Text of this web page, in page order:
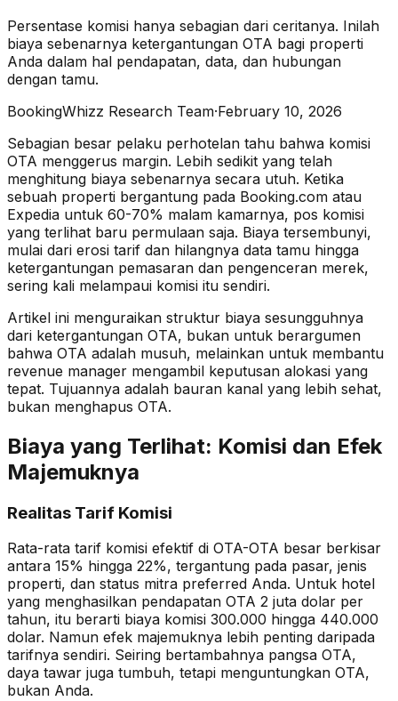
Persentase komisi hanya sebagian dari ceritanya. Inilah
biaya sebenarnya ketergantungan OTA bagi properti
Anda dalam hal pendapatan, data, dan hubungan
dengan tamu.
BookingWhizz Research Team·February 10, 2026
Sebagian besar pelaku perhotelan tahu bahwa komisi
OTA menggerus margin. Lebih sedikit yang telah
menghitung biaya sebenarnya secara utuh. Ketika
sebuah properti bergantung pada Booking.com atau
Expedia untuk 60-70% malam kamarnya, pos komisi
yang terlihat baru permulaan saja. Biaya tersembunyi,
mulai dari erosi tarif dan hilangnya data tamu hingga
ketergantungan pemasaran dan pengenceran merek,
sering kali melampaui komisi itu sendiri.
Artikel ini menguraikan struktur biaya sesungguhnya
dari ketergantungan OTA, bukan untuk berargumen
bahwa OTA adalah musuh, melainkan untuk membantu
revenue manager mengambil keputusan alokasi yang
tepat. Tujuannya adalah bauran kanal yang lebih sehat,
bukan menghapus OTA.
Biaya yang Terlihat: Komisi dan Efek
Majemuknya
Realitas Tarif Komisi
Rata-rata tarif komisi efektif di OTA-OTA besar berkisar
antara 15% hingga 22%, tergantung pada pasar, jenis
properti, dan status mitra preferred Anda. Untuk hotel
yang menghasilkan pendapatan OTA 2 juta dolar per
tahun, itu berarti biaya komisi 300.000 hingga 440.000
dolar. Namun efek majemuknya lebih penting daripada
tarifnya sendiri. Seiring bertambahnya pangsa OTA,
daya tawar juga tumbuh, tetapi menguntungkan OTA,
bukan Anda.